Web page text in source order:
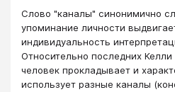
Слово "каналы" синонимично
упоминание личности
индивидуальность
Относительно последних
человек прокладывает и
использует разные каналы